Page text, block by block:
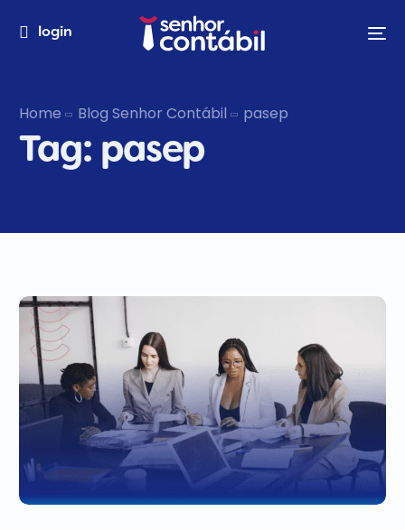
login
Home Blog Senhor Contábil pasep
Tag: pasep